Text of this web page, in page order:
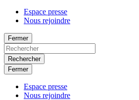
Espace presse
Nous rejoindre
Fermer
Rechercher
Fermer
Espace presse
Nous rejoindre